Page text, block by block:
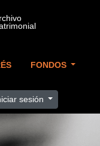
FONDOS
sesión